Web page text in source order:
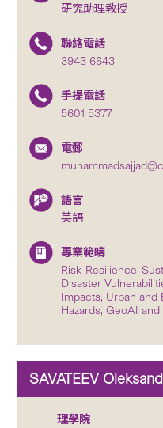
研究助理教授
聯絡電話
3943 6643
手提電話
5601 5377
電郵
語言
英語
專業範疇
Risk-Resilience-
Disaster
Impacts, Urban and
Hazards, GeoAI
SAVATEEV
理學院